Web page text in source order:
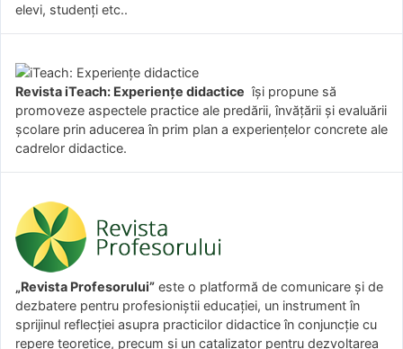
elevi, studenți etc..
Revista iTeach: Experienţe didactice îşi propune să
promoveze aspectele practice ale predării, învăţării şi evaluării
şcolare prin aducerea în prim plan a experienţelor concrete ale
cadrelor didactice.
„Revista Profesorului” este o platformă de comunicare și de
dezbatere pentru profesioniștii educației, un instrument în
sprijinul reflecției asupra practicilor didactice în conjuncție cu
repere teoretice, precum și un catalizator pentru dezvoltarea